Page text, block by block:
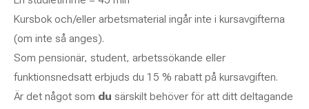
Kursbok och/eller arbetsmaterial ingår inte i kursavgifterna
(om inte så anges).
Som pensionär, student, arbetssökande eller
funktionsnedsatt erbjuds du 15 % rabatt på kursavgiften.
Är det något som du särskilt behöver för att ditt deltagande